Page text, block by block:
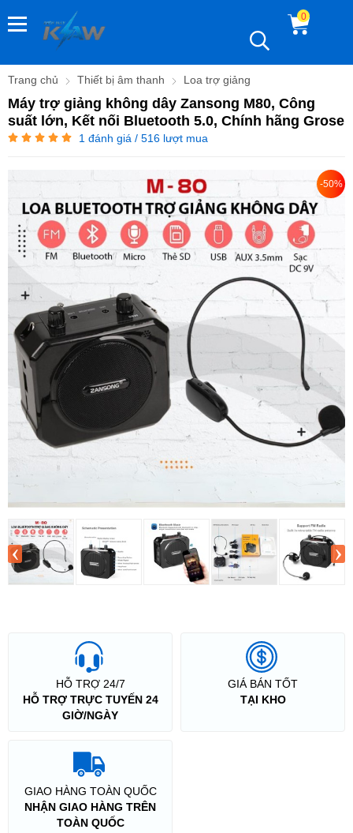
0
Trang chủ Thiết bị âm thanh Loa trợ giảng
Máy trợ giảng không dây Zansong M80, Công
suất lớn, Kết nối Bluetooth 5.0, Chính hãng Grose
1 đánh giá / 516 lượt mua
-50%
‹ ›
HỖ TRỢ 24/7
HỖ TRỢ TRỰC TUYẾN 24
GIỜ/NGÀY
GIÁ BÁN TỐT
TẠI KHO
GIAO HÀNG TOÀN QUỐC
NHẬN GIAO HÀNG TRÊN
TOÀN QUỐC